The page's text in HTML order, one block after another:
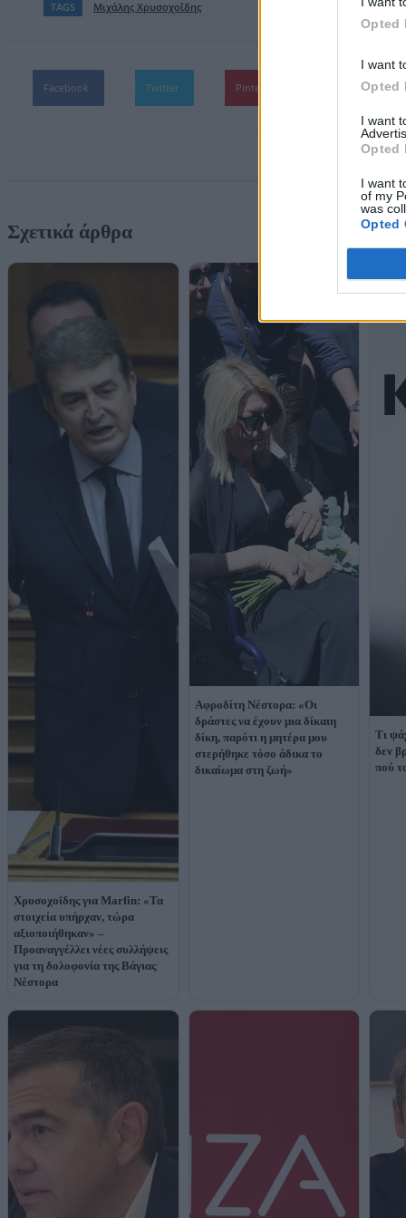
Opted
I want
Opted
I want
Opted
I want
of my
was
Opted
TAGS Μιχάλης Χρυσοχοΐδης
Facebook Twitter Pinterest WhatsApp
Σχετικά άρθρα
Χρυσοχοΐδης για Marfin: «Τα
στοιχεία υπήρχαν, τώρα
αξιοποιήθηκαν» –
Προαναγγέλλει νέες συλλήψεις
για τη δολοφονία της Βάγιας
Νέστορα
Αφροδίτη Νέστορα: «Οι
δράστες να έχουν μια δίκαιη
δίκη, παρότι η μητέρα μου
στερήθηκε τόσο άδικα το
δικαίωμα στη ζωή»
Τι
δεν
πού